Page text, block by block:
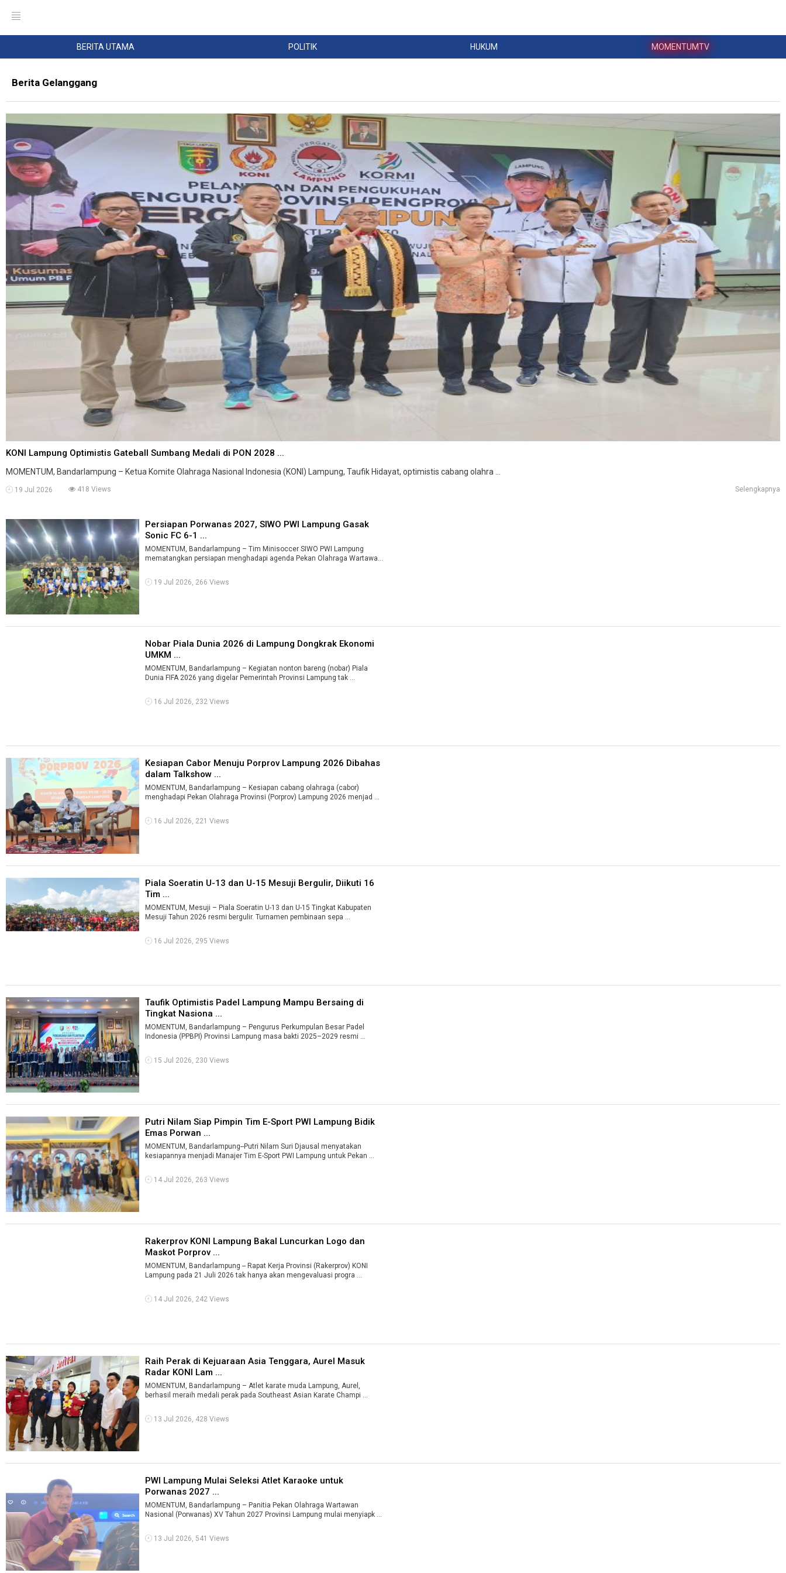
BERITA UTAMA POLITIK HUKUM MOMENTUMTV
Berita Gelanggang
KONI Lampung Optimistis Gateball Sumbang Medali di PON 2028 ...
MOMENTUM, Bandarlampung – Ketua Komite Olahraga Nasional Indonesia (KONI) Lampung, Taufik Hidayat, optimistis cabang olahra ...
19 Jul 2026 418 Views Selengkapnya
Persiapan Porwanas 2027, SIWO PWI Lampung Gasak
Sonic FC 6-1 ...
MOMENTUM, Bandarlampung – Tim Minisoccer SIWO PWI Lampung
mematangkan persiapan menghadapi agenda Pekan Olahraga Wartawan
19 Jul 2026, 266 Views
Nobar Piala Dunia 2026 di Lampung Dongkrak Ekonomi
UMKM ...
MOMENTUM, Bandarlampung – Kegiatan nonton bareng (nobar) Piala
Dunia FIFA 2026 yang digelar Pemerintah Provinsi Lampung tak ...
16 Jul 2026, 232 Views
Kesiapan Cabor Menuju Porprov Lampung 2026 Dibahas
dalam Talkshow ...
MOMENTUM, Bandarlampung – Kesiapan cabang olahraga (cabor)
menghadapi Pekan Olahraga Provinsi (Porprov) Lampung 2026 menjad ...
16 Jul 2026, 221 Views
Piala Soeratin U-13 dan U-15 Mesuji Bergulir, Diikuti 16
Tim ...
MOMENTUM, Mesuji – Piala Soeratin U-13 dan U-15 Tingkat Kabupaten
Mesuji Tahun 2026 resmi bergulir. Turnamen pembinaan sepa ...
16 Jul 2026, 295 Views
Taufik Optimistis Padel Lampung Mampu Bersaing di
Tingkat Nasiona ...
MOMENTUM, Bandarlampung – Pengurus Perkumpulan Besar Padel
15 Jul 2026, 230 Views
Putri Nilam Siap Pimpin Tim E-Sport PWI Lampung Bidik
Emas Porwan ...
MOMENTUM, Bandarlampung--Putri Nilam Suri Djausal menyatakan
kesiapannya menjadi Manajer Tim E-Sport PWI Lampung untuk Pekan ...
14 Jul 2026, 263 Views
Rakerprov KONI Lampung Bakal Luncurkan Logo dan
Maskot Porprov ...
MOMENTUM, Bandarlampung -- Rapat Kerja Provinsi (Rakerprov) KONI
Lampung pada 21 Juli 2026 tak hanya akan mengevaluasi progra ...
14 Jul 2026, 242 Views
Raih Perak di Kejuaraan Asia Tenggara, Aurel Masuk
Radar KONI Lam ...
MOMENTUM, Bandarlampung – Atlet karate muda Lampung, Aurel,
berhasil meraih medali perak pada Southeast Asian Karate Champi ...
13 Jul 2026, 428 Views
PWI Lampung Mulai Seleksi Atlet Karaoke untuk
Porwanas 2027 ...
MOMENTUM, Bandarlampung – Panitia Pekan Olahraga Wartawan
Nasional (Porwanas) XV Tahun 2027 Provinsi Lampung mulai menyiapk ...
13 Jul 2026, 541 Views